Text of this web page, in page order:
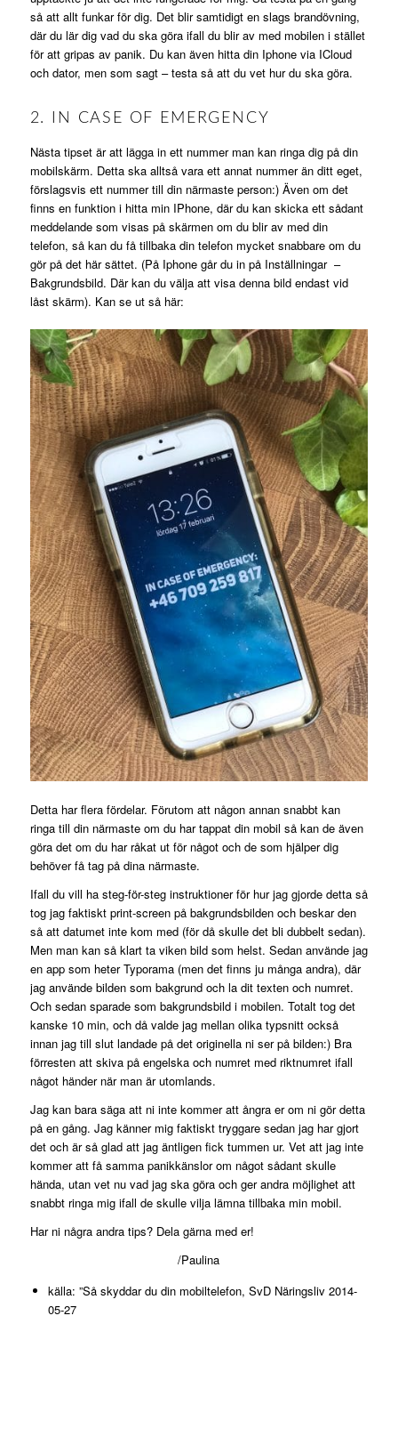
så att allt funkar för dig. Det blir samtidigt en slags brandövning,
där du lär dig vad du ska göra ifall du blir av med mobilen i stället
för att gripas av panik. Du kan även hitta din Iphone via ICloud
och dator, men som sagt – testa så att du vet hur du ska göra.
2. IN CASE OF EMERGENCY
Nästa tipset är att lägga in ett nummer man kan ringa dig på din
mobilskärm. Detta ska alltså vara ett annat nummer än ditt eget,
förslagsvis ett nummer till din närmaste person:) Även om det
finns en funktion i hitta min IPhone, där du kan skicka ett sådant
meddelande som visas på skärmen om du blir av med din
telefon, så kan du få tillbaka din telefon mycket snabbare om du
gör på det här sättet. (På Iphone går du in på Inställningar –
Bakgrundsbild. Där kan du välja att visa denna bild endast vid
låst skärm). Kan se ut så här:
Detta har flera fördelar. Förutom att någon annan snabbt kan
ringa till din närmaste om du har tappat din mobil så kan de även
göra det om du har råkat ut för något och de som hjälper dig
behöver få tag på dina närmaste.
Ifall du vill ha steg-för-steg instruktioner för hur jag gjorde detta så
tog jag faktiskt print-screen på bakgrundsbilden och beskar den
så att datumet inte kom med (för då skulle det bli dubbelt sedan).
Men man kan så klart ta viken bild som helst. Sedan använde jag
en app som heter Typorama (men det finns ju många andra), där
jag använde bilden som bakgrund och la dit texten och numret.
Och sedan sparade som bakgrundsbild i mobilen. Totalt tog det
kanske 10 min, och då valde jag mellan olika typsnitt också
innan jag till slut landade på det originella ni ser på bilden:) Bra
förresten att skiva på engelska och numret med riktnumret ifall
något händer när man är utomlands.
Jag kan bara säga att ni inte kommer att ångra er om ni gör detta
på en gång. Jag känner mig faktiskt tryggare sedan jag har gjort
det och är så glad att jag äntligen fick tummen ur. Vet att jag inte
kommer att få samma panikkänslor om något sådant skulle
hända, utan vet nu vad jag ska göra och ger andra möjlighet att
snabbt ringa mig ifall de skulle vilja lämna tillbaka min mobil.
Har ni några andra tips? Dela gärna med er!
/Paulina
källa: ”Så skyddar du din mobiltelefon, SvD Näringsliv 2014-
05-27